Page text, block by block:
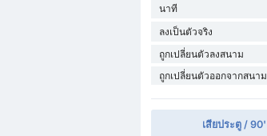
นาที
ลงเป็นตัวจริง
ถูกเปลี่ยนตัวลงสนาม
ถูกเปลี่ยนตัวออกจากสนาม
เสียประตู / 90'